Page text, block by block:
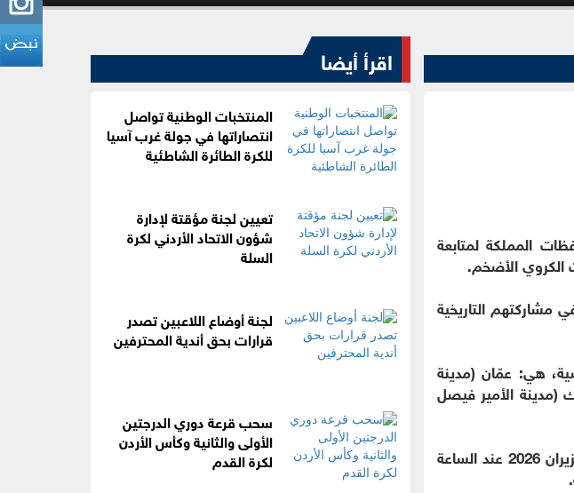
في مختلف محافظات المملكة لمتابعة
مشاركتهم التاريخية
رياضية، هي: عمّان (مدينة
(مدينة الأمير فيصل
ويستهل النشامى مشوارهم في البطولة بمواجهة المنتخب النمساوي فجر الأربعاء 17 حزيران 2026 عند الساعة
اقرأ أيضا
المنتخبات الوطنية تواصل
انتصاراتها في جولة غرب آسيا
للكرة الطائرة الشاطئية
تعيين لجنة مؤقتة لإدارة
شؤون الاتحاد الأردني لكرة
السلة
لجنة أوضاع اللاعبين تصدر
قرارات بحق أندية المحترفين
سحب قرعة دوري الدرجتين
الأولى والثانية وكأس الأردن
لكرة القدم